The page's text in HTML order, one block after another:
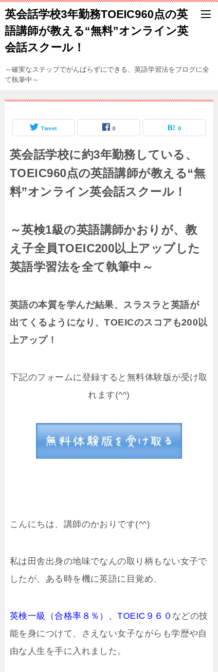
英会話学校3年勤務TOEIC960点の英
語講師が教える“無料”オンライン英
会話スクール！
～確実なステップでがんばらずにできる、英語学習法をブログに全
て執筆中～
Tweet 0 0
英会話学校に約3年勤務している、
TOEIC960点の英語講師が教える“無
料”オンライン英会話スクール！
～英検1級の英語講師かおりが、教
え子全員TOEIC200以上アップした
英語学習法を全て執筆中～
英語の本質を学んだ結果、スラスラと英語が
出てくるようになり、TOEICのスコアも200以
上アップ！
下記のフォームに登録すると無料体験版が受け取
れます(^^)
こんにちは、講師のかおりです(^^)
私は田舎出身の地味でなんの取り柄もない女子で
したが、ある時を機に英語に目覚め、
英検一級（合格率８％）、TOEIC９６０ などの技
能を身につけて、さえない女子ながらも学歴や自
由な人生を手に入れました。